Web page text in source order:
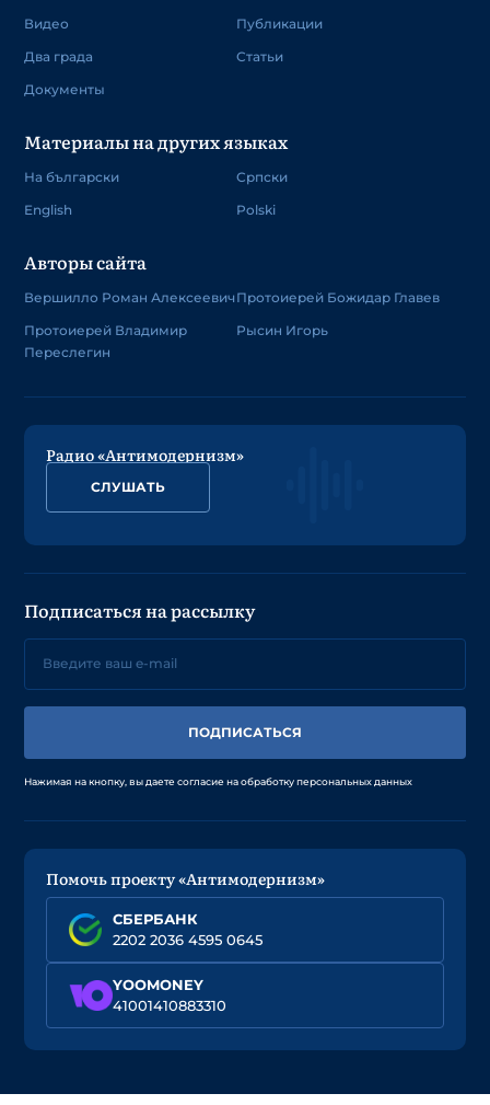
Видео
Два града
Документы
Публикации
Статьи
Материалы на других языках
На български
English
Српски
Polski
Авторы сайта
Вершилло Роман Алексеевич
Протоиерей Владимир
Переслегин
Протоиерей Божидар Главев
Рысин Игорь
Радио «Антимодернизм»
СЛУШАТЬ
Подписаться на рассылку
ПОДПИСАТЬСЯ
Нажимая на кнопку, вы даете согласие на обработку персональных данных
Помочь проекту «Антимодернизм»
СБЕРБАНК
2202 2036 4595 0645
YOOMONEY
41001410883310